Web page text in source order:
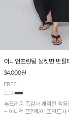
어니언프린팅 실켓면 반팔
34,000원
FREE
부드러운 촉감과 쾌적한 착
~ 어니언 프린팅이 포인트가